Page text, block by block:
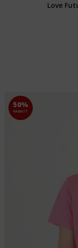
Love
50%
RABATT